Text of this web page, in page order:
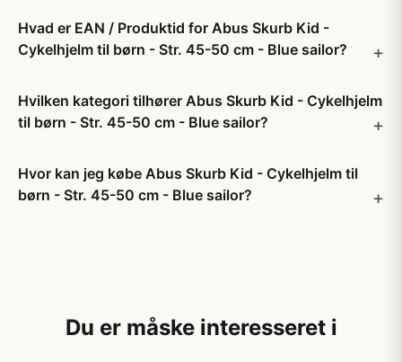
Hvad er EAN / Produktid for Abus Skurb Kid -
Cykelhjelm til børn - Str. 45-50 cm - Blue sailor?
Hvilken kategori tilhører Abus Skurb Kid - Cykelhjelm
til børn - Str. 45-50 cm - Blue sailor?
Hvor kan jeg købe Abus Skurb Kid - Cykelhjelm til
børn - Str. 45-50 cm - Blue sailor?
Du er måske interesseret i